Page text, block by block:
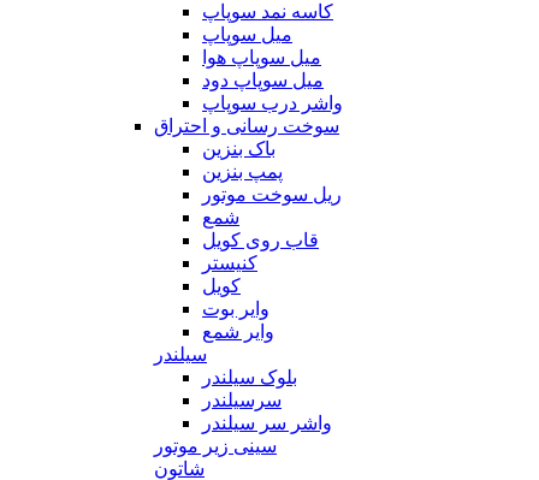
کاسه نمد سوپاپ
میل سوپاپ
میل سوپاپ هوا
میل سوپاپ دود
واشر درب سوپاپ
سوخت رسانی و احتراق
باک بنزین
پمپ بنزین
ریل سوخت موتور
شمع
قاب روی کویل
کنیستر
کویل
وایر بوت
وایر شمع
سیلندر
بلوک سیلندر
سرسیلندر
واشر سر سیلندر
سینی زیر موتور
شاتون